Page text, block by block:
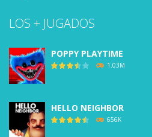
LOS + JUGADOS
POPPY PLAYTIME
1.03M
HELLO NEIGHBOR
656K